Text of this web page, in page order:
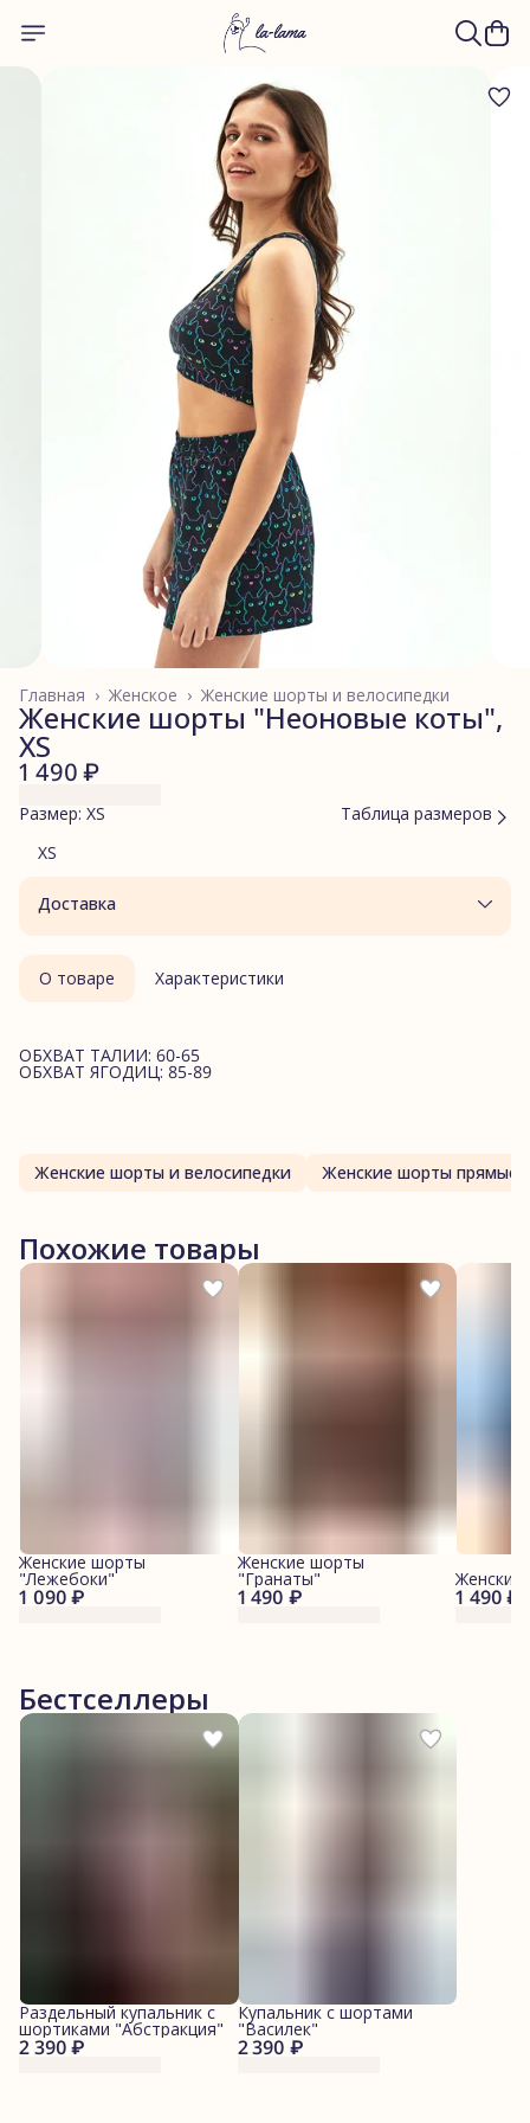
Женские шорты и велосипедки
Женское ›
Главная ›
Женские шорты "Неоновые коты",
XS
1 490 ₽
Размер: XS
Таблица размеров
XS
Доставка
О товаре Характеристики
ОБХВАТ ТАЛИИ: 60-65
ОБХВАТ ЯГОДИЦ: 85-89
Женские шорты и велосипедки Женские шорты прямые
Похожие товары
1 090 ₽
Женские шорты
"Лежебоки"
1 490 ₽
Женские шорты
"Гранаты"
1 490 ₽
Бестселлеры
2 390 ₽
Раздельный купальник с
шортиками "Абстракция"
2 390 ₽
Купальник с шортами
"Василек"